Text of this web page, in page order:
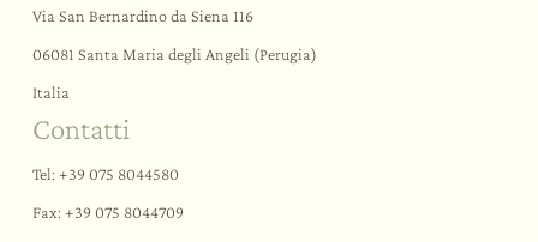
Via San Bernardino da Siena 116
06081 Santa Maria degli Angeli (Perugia)
Italia
Contatti
Tel:+39 075 8044580
Fax: +39 075 8044709